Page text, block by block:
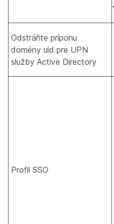
Odstráňte príponu
domény uid pre UPN
služby Active Directory
Profil SSO